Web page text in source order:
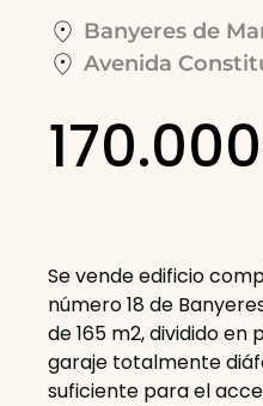
Banyeres de
Avenida
Se vende edificio
número 18 de
de 165 m2, dividido
garaje totalmente
suficiente para el